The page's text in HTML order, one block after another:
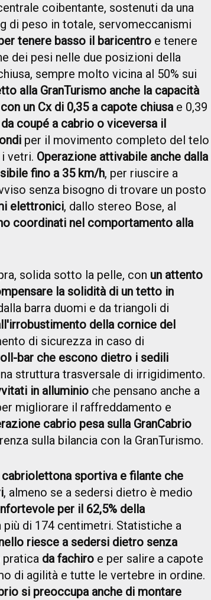
coibentante, sostenuti da una
di peso in totale, servomeccanismi
tenere basso il baricentro e tenere
dei pesi nelle due posizioni della
sempre molto vicina al 50% sui
alla GranTurismo anche la capacità
un Cx di 0,35 a capote chiusae 0,39
coupé a cabrio o viceversa il
per il movimento completo del telo
vetri. Operazione attivabile anche dalla
fino a 35 km/h, per riuscire a
senza bisogno di trovare un posto
elettronici, dallo stereo Bose, al
coordinati nel comportamento alla
solida sotto la pelle, con un attento
la solidità di un tetto in
barra duomi e da triangoli di
della cornice del
di sicurezza in caso di
bar che escono dietro i sedili
struttura trasversale di irrigidimento.
in alluminio che pensano anche a
migliorare il raffreddamento e
cabrio pesa sulla GranCabrio
sulla bilancia con la GranTurismo.
cabriolettona sportiva e filante che
, almeno se a sedersi dietro è medio
per il 62,5% della
più di 174 centimetri. Statistiche a
riesce a sedersi dietro senza
da fachiro e per salire a capote
di agilità e tutte le vertebre in ordine.
si preoccupa anche di montare